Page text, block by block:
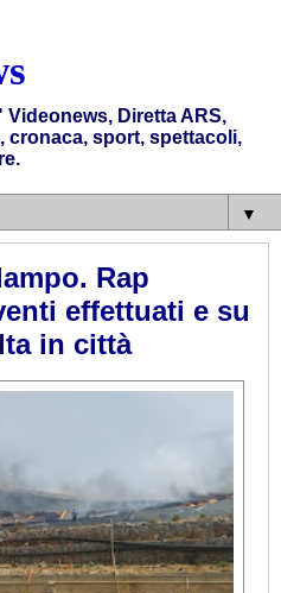
Diretta ARS,
cronaca, sport, spettacoli,
▼
Rap
effettuati e su
in città